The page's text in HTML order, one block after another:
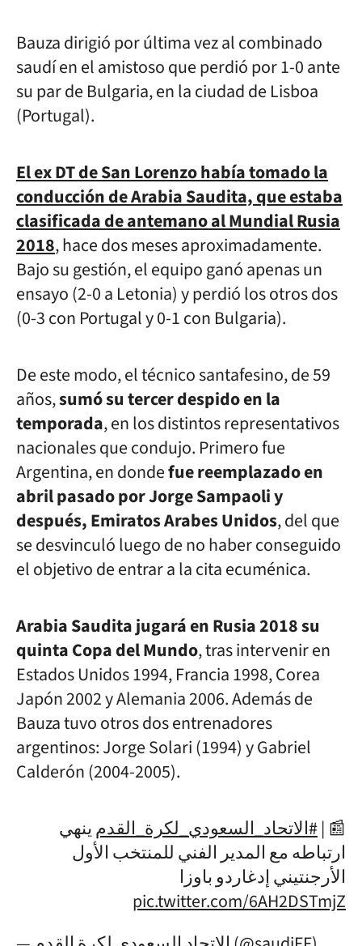
Bauza dirigió por última vez al combinado
saudí en el amistoso que perdió por 1-0 ante
su par de Bulgaria, en la ciudad de Lisboa
(Portugal).
El ex DT de San Lorenzo había tomado la
conducción de Arabia Saudita, que estaba
clasificada de antemano al Mundial Rusia
2018, hace dos meses aproximadamente.
Bajo su gestión, el equipo ganó apenas un
ensayo (2-0 a Letonia) y perdió los otros dos
(0-3 con Portugal y 0-1 con Bulgaria).
De este modo, el técnico santafesino, de 59
años,sumó su tercer despido en la
temporada, en los distintos representativos
nacionales que condujo. Primero fue
Argentina, en dondefue reemplazado en
abril pasado por Jorge Sampaoli y
después, Emiratos Arabes Unidos, del que
se desvinculó luego de no haber conseguido
el objetivo de entrar a la cita ecuménica.
Arabia Saudita jugará en Rusia 2018 su
quinta Copa del Mundo, tras intervenir en
Estados Unidos 1994, Francia 1998, Corea
Japón 2002 y Alemania 2006. Además de
Bauza tuvo otros dos entrenadores
argentinos: Jorge Solari (1994) y Gabriel
Calderón (2004-2005).
📰 |#الاتحاد_السعودي_لكرة_القدمينهي
ارتباطه مع المدير الفني للمنتخب الأول
الأرجنتيني إدغاردو باوزا
pic.twitter.com/6AH2DSTmjZ